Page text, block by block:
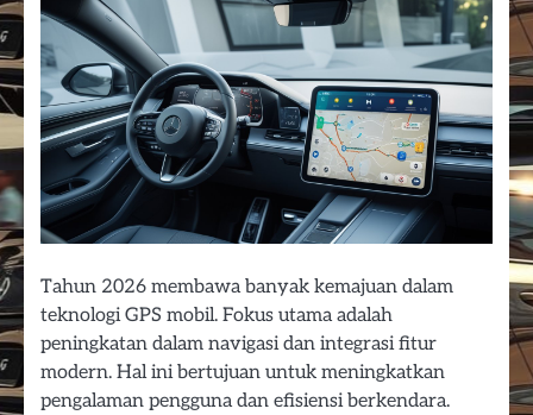
Tahun 2026 membawa banyak kemajuan dalam
teknologi GPS mobil. Fokus utama adalah
peningkatan dalam navigasi dan integrasi fitur
modern. Hal ini bertujuan untuk meningkatkan
pengalaman pengguna dan efisiensi berkendara.